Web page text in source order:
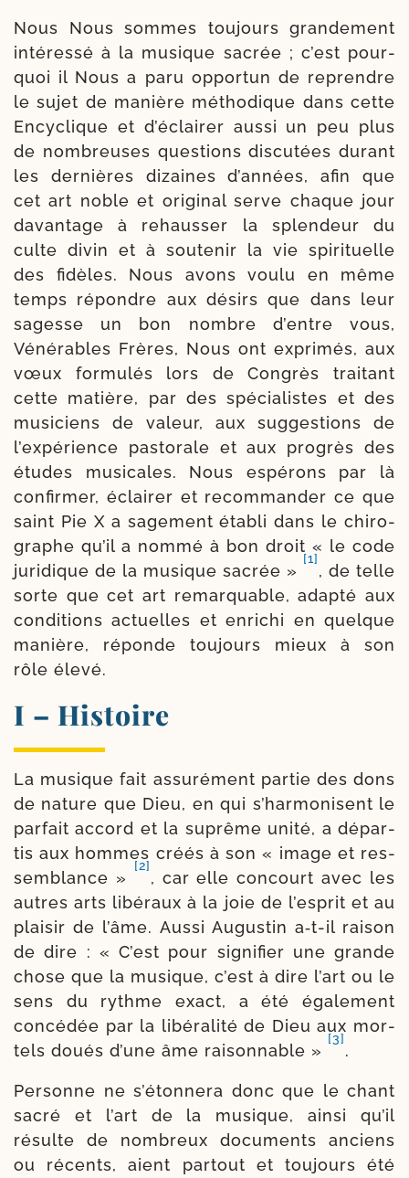
Nous Nous sommes tou­jours gran­de­ment
inté­res­sé à la musique sacrée ; c’est pour­
quoi il Nous a paru oppor­tun de reprendre
le sujet de manière métho­dique dans cette
Encyclique et d’éclairer aus­si un peu plus
de nom­breuses ques­tions dis­cu­tées durant
les der­nières dizaines d’années, afin que
cet art noble et ori­gi­nal serve chaque jour
davan­tage à rehaus­ser la splen­deur du
culte divin et à sou­te­nir la vie spi­ri­tuelle
des fidèles. Nous avons vou­lu en même
temps répondre aux dési­rs que dans leur
sagesse un bon nombre d’entre vous,
Vénérables Frères, Nous ont expri­més, aux
vœux for­mu­lés lors de Congrès trai­tant
cette matière, par des spé­cia­listes et des
musi­ciens de valeur, aux sug­ges­tions de
l’expérience pas­to­rale et aux pro­grès des
études musi­cales. Nous espé­rons par là
confir­mer, éclai­rer et recom­man­der ce que
saint Pie X a sage­ment éta­bli dans le chi­ro­
graphe qu’il a nom­mé à bon droit « le code
juri­dique de la musique sacrée »
[1]
, de telle
sorte que cet art remar­quable, adap­té aux
condi­tions actuelles et enri­chi en quelque
manière, réponde tou­jours mieux à son
rôle élevé.
I – Histoire
La musique fait assu­ré­ment par­tie des dons
de nature que Dieu, en qui s’harmonisent le
par­fait accord et la suprême uni­té, a dépar­
tis aux hommes créés à son « image et res­
sem­blance »
[2]
, car elle concourt avec les
autres arts libé­raux à la joie de l’esprit et au
plai­sir de l’âme. Aussi Augustin a‑t-​il rai­son
de dire : « C’est pour signi­fier une grande
chose que la musique, c’est à dire l’art ou le
sens du rythme exact, a été éga­le­ment
concé­dée par la libé­ra­li­té de Dieu aux mor­
tels doués d’une âme rai­son­nable »
[3]
.
Personne ne s’étonnera donc que le chant
sacré et l’art de la musique, ain­si qu’il
résulte de nom­breux docu­ments anciens
ou récents, aient par­tout et tou­jours été